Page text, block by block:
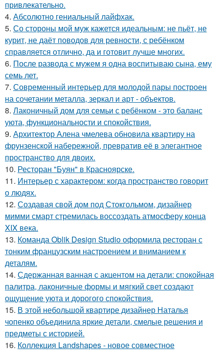
привлекательно.
4. Абсолютно гениальный лайфхак.
5. Со стороны мой муж кажется идеальным: не пьёт, не
курит, не даёт поводов для ревности, с ребёнком
справляется отлично, да и готовит лучше многих.
6. После развода с мужем я одна воспитываю сына, ему
семь лет.
7. Современный интерьер для молодой пары построен
на сочетании металла, зеркал и арт - объектов.
8. Лаконичный дом для семьи с ребёнком - это баланс
уюта, функциональности и спокойствия.
9. Архитектор Алена чмелева обновила квартиру на
фрунзенской набережной, превратив её в элегантное
пространство для двоих.
10. Ресторан "Буян" в Красноярске.
11. Интерьер с характером: когда пространство говорит
о людях.
12. Создавая свой дом под Стокгольмом, дизайнер
мимми смарт стремилась воссоздать атмосферу конца
XIX века.
13. Команда Oblik Design Studio оформила ресторан с
тонким французским настроением и вниманием к
деталям.
14. Сдержанная ванная с акцентом на детали: спокойная
палитра, лаконичные формы и мягкий свет создают
ощущение уюта и дорогого спокойствия.
15. В этой небольшой квартире дизайнер Наталья
чопенко объединила яркие детали, смелые решения и
предметы с историей.
16. Коллекция Landshapes - новое совместное